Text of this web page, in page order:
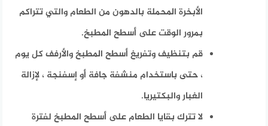
الأبخرة المحملة بالدهون من الطعام والتي تتراكم
بمرور الوقت على أسطح المطبخ.
قم بتنظيف وتفريغ أسطح المطبخ والأرفف كل يوم
، حتى باستخدام منشفة جافة أو إسفنجة ، لإزالة
الغبار والبكتيريا.
لا تترك بقايا الطعام على أسطح المطبخ لفترة